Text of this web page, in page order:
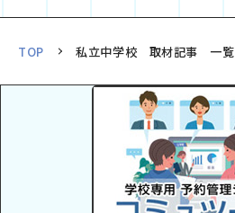
TOP 私立中学校 取材記事 一覧